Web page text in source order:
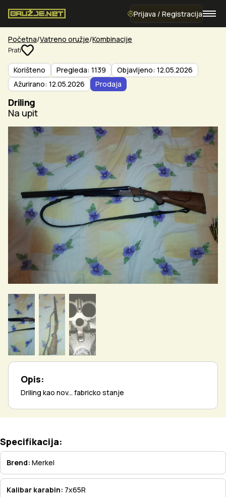
Prijava / Registracija
Početna Vatreno oružje Kombinacije
Prati
Korišteno Pregleda: 1139
Objavljeno: 12.05.2026
Ažurirano: 12.05.2026
Prodaja
Driling
Na upit
Opis:
Driling kao nov... fabricko stanje
Specifikacija:
Brend: Merkel
Kalibar karabin: 7x65R